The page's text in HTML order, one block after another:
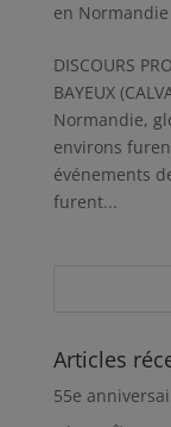
en Normandie
DISCOURS
BAYEUX
Normandie,
environs
événements
furent...
Articles
55e